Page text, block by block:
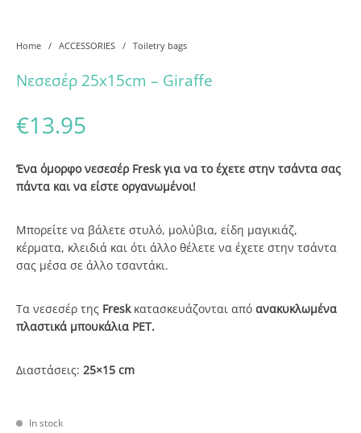
Home / ACCESSORIES / Toiletry bags
Νεσεσέρ 25x15cm – Giraffe
€13.95
Ένα όμορφο νεσεσέρ Fresk για να το έχετε στην τσάντα σας
πάντα και να είστε οργανωμένοι!
Μπορείτε να βάλετε στυλό, μολύβια, είδη μαγικιάζ,
κέρματα, κλειδιά και ότι άλλο θέλετε να έχετε στην τσάντα
σας μέσα σε άλλο τσαντάκι.
Τα νεσεσέρ της Freskκατασκευάζονται απόανακυκλωμένα
πλαστικά μπουκάλια PET.
Διαστάσεις:25×15 cm
In stock